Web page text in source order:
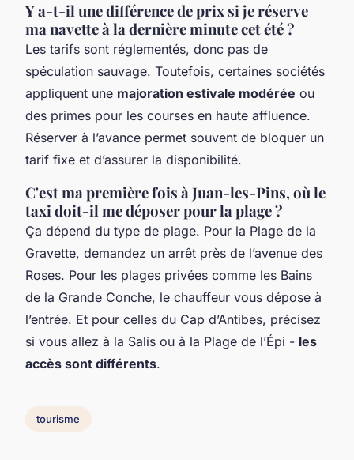
Y a-t-il une différence de prix si je réserve
ma navette à la dernière minute cet été ?
Les tarifs sont réglementés, donc pas de
spéculation sauvage. Toutefois, certaines sociétés
appliquent une majoration estivale modérée ou
des primes pour les courses en haute affluence.
Réserver à l’avance permet souvent de bloquer un
tarif fixe et d’assurer la disponibilité.
C'est ma première fois à Juan-les-Pins, où le
taxi doit-il me déposer pour la plage ?
Ça dépend du type de plage. Pour la Plage de la
Gravette, demandez un arrêt près de l’avenue des
Roses. Pour les plages privées comme les Bains
de la Grande Conche, le chauffeur vous dépose à
l’entrée. Et pour celles du Cap d’Antibes, précisez
si vous allez à la Salis ou à la Plage de l’Épi - les
accès sont différents.
tourisme